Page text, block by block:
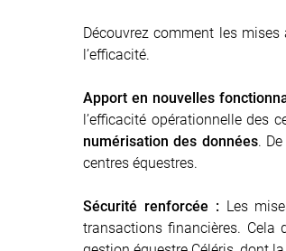
Découvrez comment les
l’efficacité.
Apport en nouvelles
l’efficacité opérationnelle des
numérisation des données.
centres équestres.
Sécurité renforcée :Les
transactions financières. Cela